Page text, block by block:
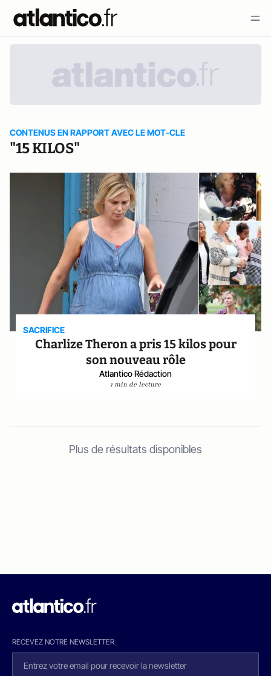
CONTENUS EN RAPPORT AVEC LE MOT-CLE
"15 KILOS"
SACRIFICE
Charlize Theron a pris 15 kilos pour
son nouveau rôle
Atlantico Rédaction
1 min de lecture
Plus de résultats disponibles
RECEVEZ NOTRE NEWSLETTER